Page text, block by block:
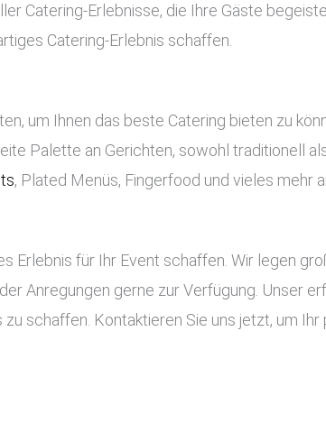
Catering-Erlebnisse, die Ihre Gäste
Catering-Erlebnis schaffen.
um Ihnen das beste Catering bieten zu
Palette an Gerichten, sowohl traditionell
, Plated Menüs, Fingerfood und vieles mehr
Erlebnis für Ihr Event schaffen. Wir legen
Anregungen gerne zur Verfügung. Unser
schaffen. Kontaktieren Sie uns jetzt, um